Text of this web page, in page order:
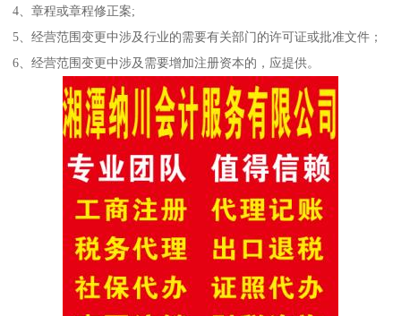
4、章程或章程修正案;
5、经营范围变更中涉及行业的需要有关部门的许可证或批准文件；
6、经营范围变更中涉及需要增加注册资本的，应提供。